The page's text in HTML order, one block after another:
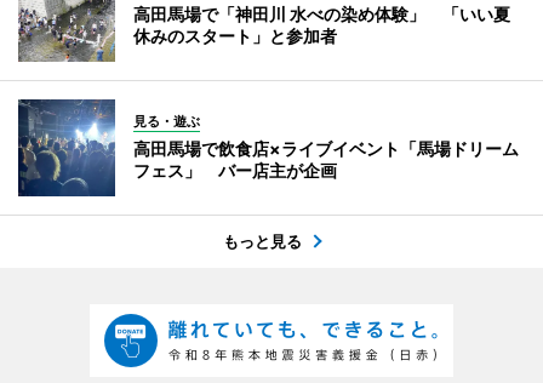
高田馬場で「神田川 水べの染め体験」 「いい夏
休みのスタート」と参加者
見る・遊ぶ
高田馬場で飲食店×ライブイベント「馬場ドリーム
フェス」 バー店主が企画
もっと見る